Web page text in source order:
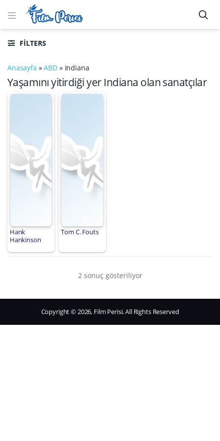
FILTERS
Anasayfa »ABD » Indiana
Yaşamını yitirdiği yer Indiana olan sanatçılar
Hank
Hankinson
Tom C. Fouts
2 sonuç gösteriliyor
Copyright © 2026, Film Perisi. All Rights Reserved